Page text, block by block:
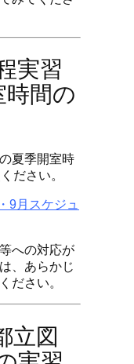
実習
時間の
夏季開室時
ださい。
9月スケジュ
への対応が
、あらかじ
ださい。
立図